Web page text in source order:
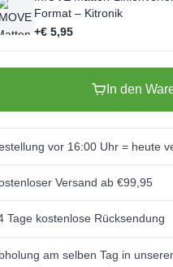
Format – Kitronik
+€ 5,95
In den
vor 16:00 Uhr = heute
Versand ab €99,95
Tage kostenlose Rücksendung
am selben Tag in